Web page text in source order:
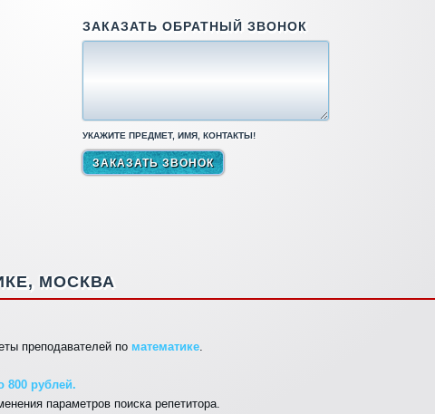
ЗАКАЗАТЬ ОБРАТНЫЙ ЗВОНОК
УКАЖИТЕ ПРЕДМЕТ, ИМЯ, КОНТАКТЫ!
МОСКВА
преподавателей по математике.
800 рублей.
параметров поиска репетитора.